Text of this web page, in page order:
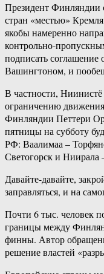
Президент Финляндии
стран «местью»
якобы намеренно
контрольно-
подписать соглашение
Вашингтоном, и
В частности,
ограничению
Финляндии Петтери
пятницы на субботу
РФ: Ваалимаа –
Светогорск и Ниирала
Давайте-давайте,
заправляться, и на
Почти 6 тыс. человек
границы между
финны. Автор
решение властей